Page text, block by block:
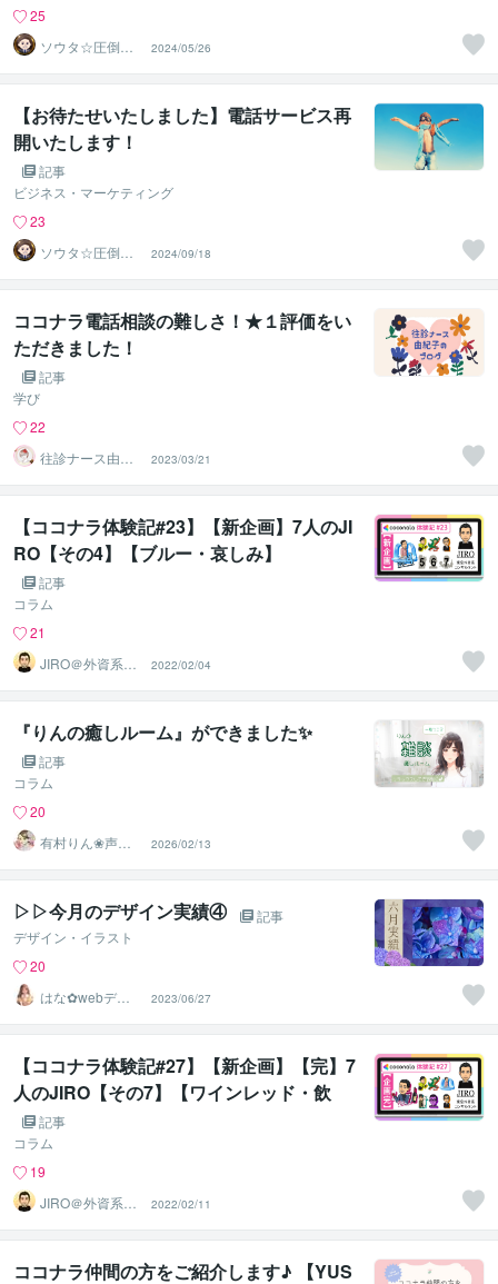
25
ソウタ☆圧倒的
実績のココナ ラ
のコンサル
2024/05/26
【お待たせいたしました】電話サービス再
開いたします！
記事
ビジネス・マーケティング
23
ソウタ☆圧倒的
実績のココナ ラ
のコンサル
2024/09/18
ココナラ電話相談の難しさ！★１評価をい
ただきました！
記事
学び
22
往診ナース由紀
子＠人間関係分
析ルーム
2023/03/21
【ココナラ体験記#23】【新企画】7人のJI
RO【その4】【ブルー・哀しみ】
記事
コラム
21
JIRO＠外資系コ
ンサル・英語育
児
2022/02/04
『りんの癒しルーム』ができました✨
記事
コラム
20
有村りん❀声と
文字で癒します♪
2026/02/13
▷▷今月のデザイン実績④
記事
デザイン・イラスト
20
はな✿webデザ
イン屋さん
2023/06/27
【ココナラ体験記#27】【新企画】【完】7
人のJIRO【その7】【ワインレッド・飲
み】記事
コラム
19
JIRO＠外資系コ
ンサル・英語育
児
2022/02/11
ココナラ仲間の方をご紹介します♪ 【YUS